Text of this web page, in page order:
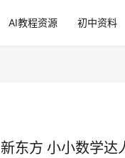
AI教程资源 初中资料
新东方 小小数学达